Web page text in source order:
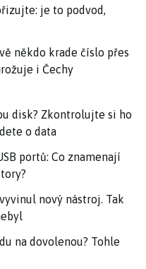
je to podvod,
někdo krade číslo přes
i Čechy
disk? Zkontrolujte si ho
o data
portů: Co znamenají
nový nástroj. Tak
na dovolenou? Tohle